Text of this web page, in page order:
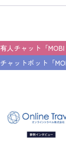
有人チャット「MOBI
チャットボット「